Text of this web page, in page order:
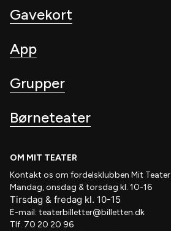
Gavekort
App
Grupper
Børneteater
OM MIT TEATER
Kontakt os om fordelsklubben Mit Teater
Mandag, onsdag & torsdag kl. 10-16
Tirsdag & fredag kl. 10-15
E-mail: teaterbilletter@billetten.dk
Tlf. 70 20 20 96